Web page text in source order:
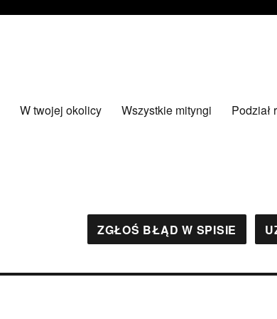
W twojej okolicy Wszystkie mityngi Podział
ZGŁOŚ BŁĄD W SPISIE